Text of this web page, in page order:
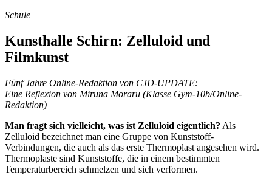
Schule
Kunsthalle Schirn: Zelluloid und
Filmkunst
Fünf Jahre Online-Redaktion von CJD-UPDATE:
Eine Reflexion von Miruna Moraru (Klasse Gym-10b/Online-
Redaktion)
Man fragt sich vielleicht, was ist Zelluloid eigentlich? Als
Zelluloid bezeichnet man eine Gruppe von Kunststoff-
Verbindungen, die auch als das erste Thermoplast angesehen wird.
Thermoplaste sind Kunststoffe, die in einem bestimmten
Temperaturbereich schmelzen und sich verformen.